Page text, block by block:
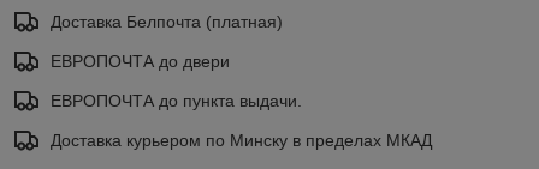
Доставка Белпочта (платная)
ЕВРОПОЧТА до двери
ЕВРОПОЧТА до пункта выдачи.
Доставка курьером по Минску в пределах МКАД